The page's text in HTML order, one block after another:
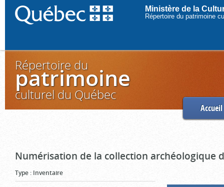
Ministère de la
Répertoire du patrimoine
Répertoire du
patrimoine
culturel du Québec
Accueil
Numérisation de la collection archéologique
Type : Inventaire